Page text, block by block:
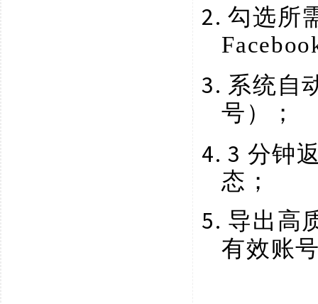
2.勾选所
3. 系统自
号）；
4.3 分钟
态；
5. 导出高
有效账